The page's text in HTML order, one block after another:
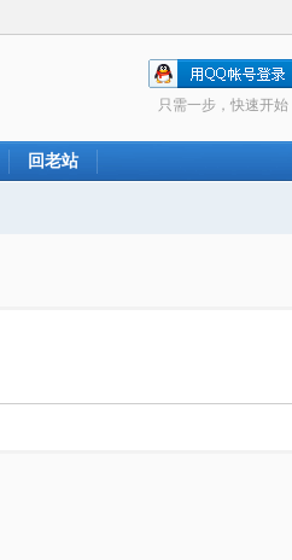
只需一步，快速开始
回老站